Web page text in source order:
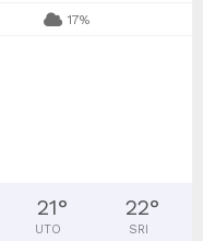
17%
21°
UTO
22°
SRI